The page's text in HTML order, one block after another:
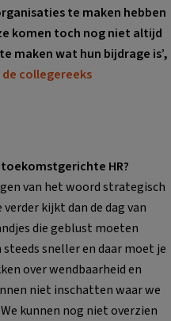
te maken hebben
komen toch nog niet altijd
maken wat hun bijdrage is’,
de collegereeks
HR?
van het woord strategisch
kijkt dan de dag van
die geblust moeten
sneller en daar moet je
over wendbaarheid en
niet inschatten waar we
kunnen nog niet overzien